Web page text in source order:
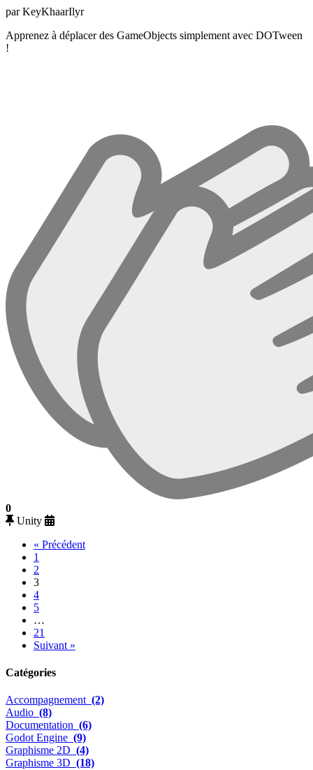
par KeyKhaarIlyr
Apprenez à déplacer des GameObjects simplement avec DOTween
!
0
Unity
« Précédent
1
2
3
4
5
…
21
Suivant »
Catégories
Accompagnement (2)
Audio (8)
Documentation (6)
Godot Engine (9)
Graphisme 2D (4)
Graphisme 3D (18)